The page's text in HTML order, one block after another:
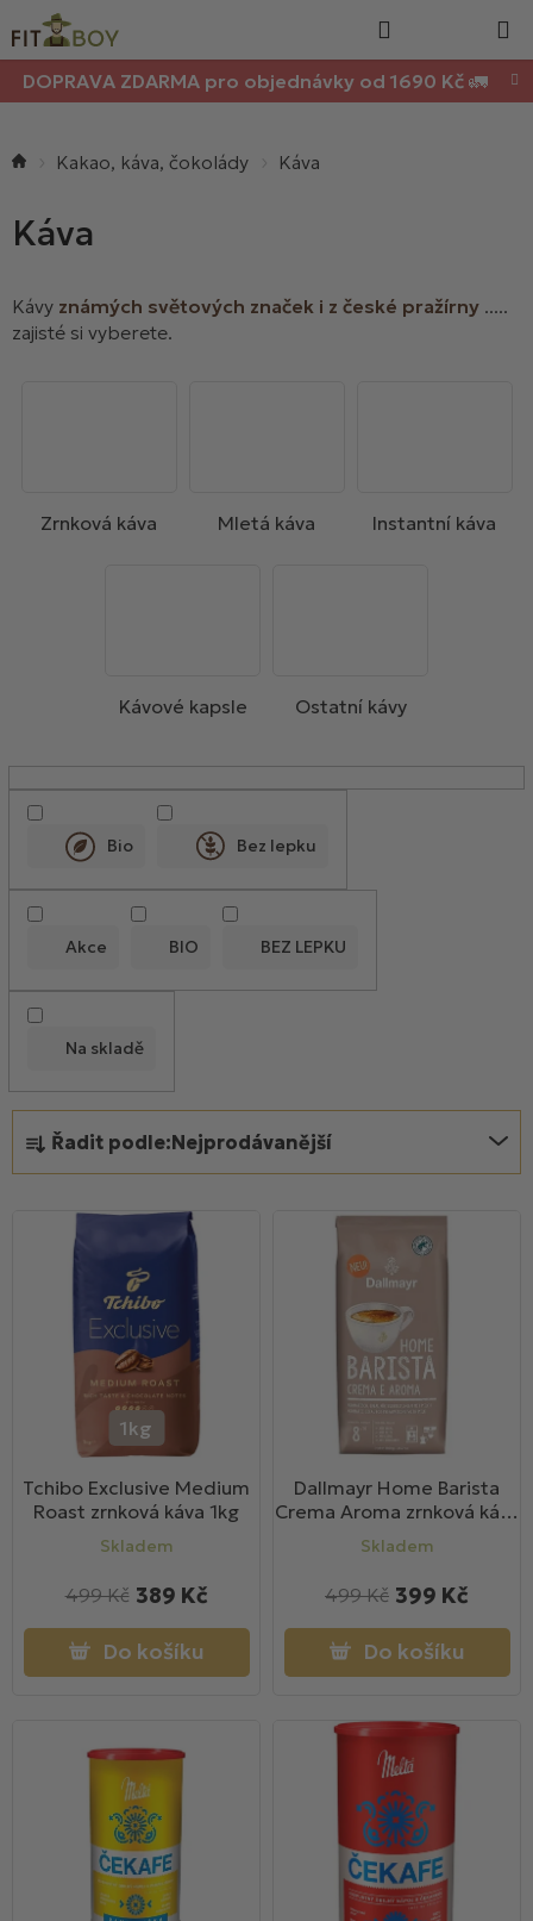
na
obsah
DOPRAVA ZDARMA pro objednávky od 1690 Kč 🚛
košík
Kakao, káva, čokolády Káva
Káva
Kávy známých světových značek i z české pražírny .....
zajisté si vyberete.
Zrnková káva Mletá káva Instantní káva
Kávové kapsle Ostatní kávy
a
z
Řadit podle:Nejprodávanější
Na skladě
Akce BIO BEZ LEPKU
Bio Bez lepku
V
i
o
d
k
ů
1kg
Tchibo Exclusive Medium
Roast zrnková káva 1kg
Skladem
389 Kč
499 Kč
Do košíku
Dallmayr Home Barista
Crema Aroma zrnková káva
1 kg
Skladem
399 Kč
499 Kč
Do košíku